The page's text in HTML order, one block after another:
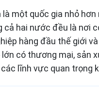
là một quốc gia nhỏ hơn
cả hai nước đều là nơi
hàng đầu thế giới
lớn có thương mại, sản
lĩnh vực quan trọng